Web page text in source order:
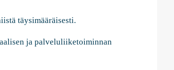
täysimääräisesti.
ja palveluliiketoiminnan